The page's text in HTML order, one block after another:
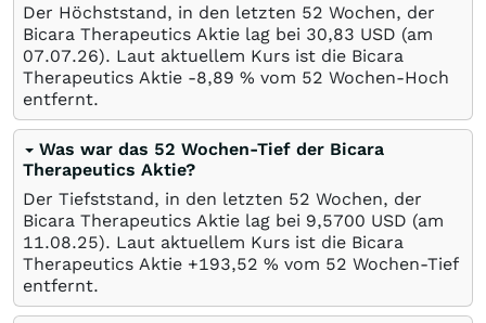
Der Höchststand, in den letzten 52 Wochen, der
Bicara Therapeutics Aktie lag bei 30,83 USD (am
07.07.26). Laut aktuellem Kurs ist die Bicara
Therapeutics Aktie -8,89 % vom 52 Wochen-Hoch
entfernt.
Was war das 52 Wochen-Tief der Bicara
Therapeutics Aktie?
Der Tiefststand, in den letzten 52 Wochen, der
Bicara Therapeutics Aktie lag bei 9,5700 USD (am
11.08.25). Laut aktuellem Kurs ist die Bicara
Therapeutics Aktie +193,52 % vom 52 Wochen-Tief
entfernt.